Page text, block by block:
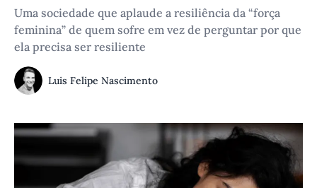
Uma sociedade que aplaude a resiliência da “força
feminina” de quem sofre em vez de perguntar por que
ela precisa ser resiliente
Luis Felipe Nascimento